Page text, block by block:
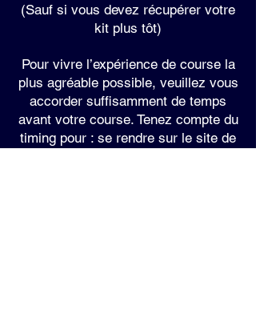
(Sauf si vous devez récupérer votre
kit plus tôt)
Pour vivre l’expérience de course la
plus agréable possible, veuillez vous
accorder suffisamment de temps
avant votre course. Tenez compte du
timing pour : se rendre sur le site de